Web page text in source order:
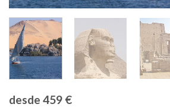
desde 459 €